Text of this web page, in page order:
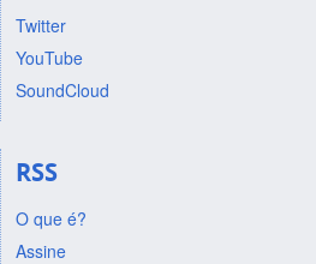
Twitter
YouTube
SoundCloud
RSS
O que é?
Assine